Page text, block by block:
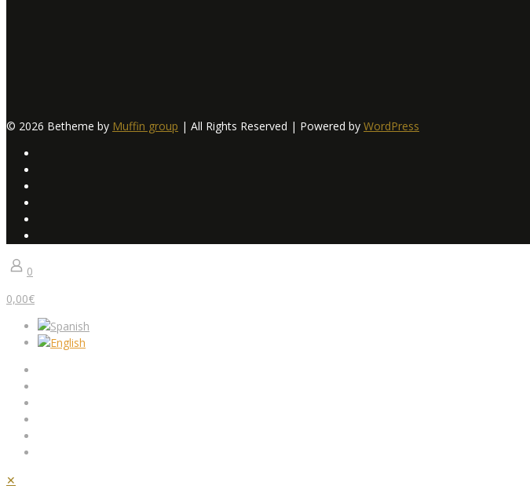
© 2026 Betheme by Muffin group | All Rights Reserved | Powered by WordPress
0
0,00€
✕